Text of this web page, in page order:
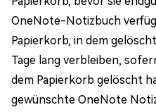
OneNote-Notizbuch
Papierkorb, in dem
Tage lang verbleiben,
dem Papierkorb gelöscht
gewünschte OneNote